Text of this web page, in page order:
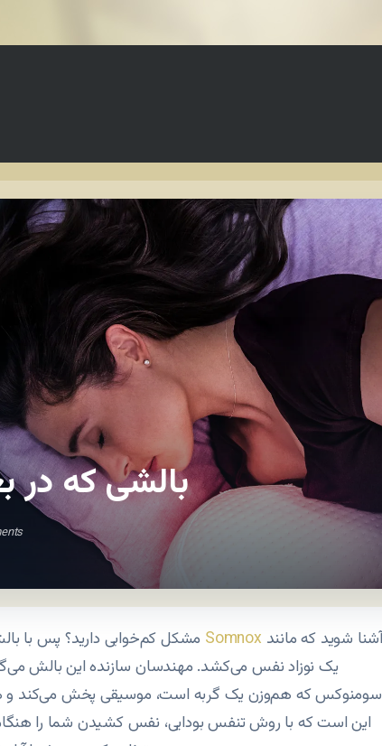
بالشی که
Somnox
یک نوزاد نفس می‌کشد. مهندسان سازنده این بالش
سومنوکس که هم‌وزن یک گربه است، موسیقی پخش می‌کند
این است که با روش تنفس بودایی، نفس کشیدن شما را